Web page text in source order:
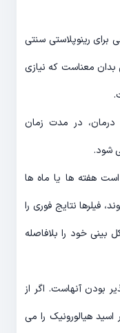
برای رینوپلاستی سنتی
معناست که نیازی
درمان، در مدت زمان
هفته ها یا ماه ها
فیلرها نتایج فوری را
بینی خود را بلافاصله
بودن آنهاست. اگر از
اسید هیالورونیک را می